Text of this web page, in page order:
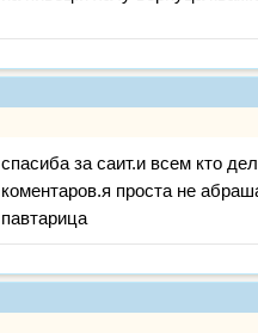
спасиба за саит.и всем кто
коментаров.я проста не
павтарица